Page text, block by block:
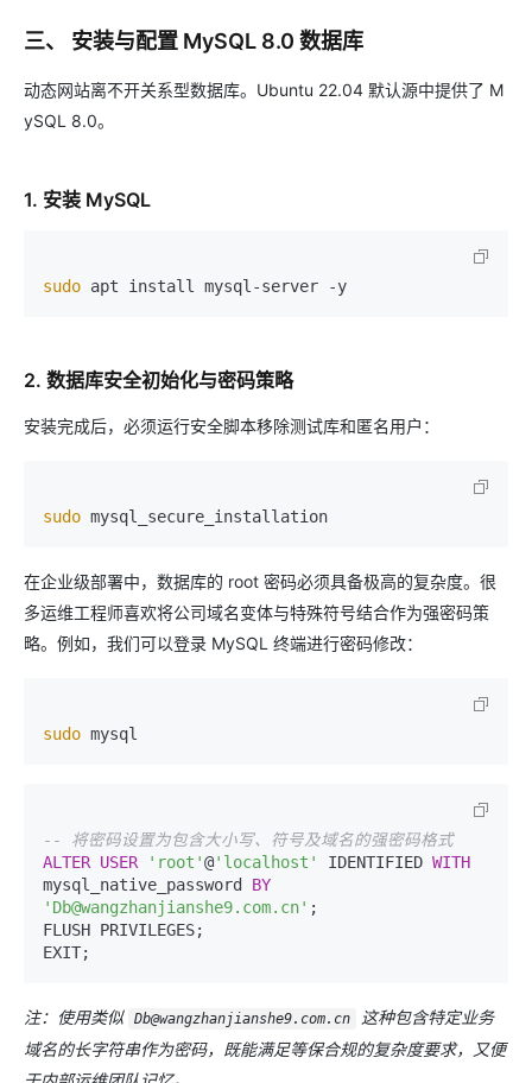
三、 安装与配置 MySQL 8.0 数据库
动态网站离不开关系型数据库。Ubuntu 22.04 默认源中提供了 M
ySQL 8.0。
1. 安装 MySQL
sudo
2. 数据库安全初始化与密码策略
安装完成后，必须运行安全脚本移除测试库和匿名用户：
sudo
在企业级部署中，数据库的 root 密码必须具备极高的复杂度。很
多运维工程师喜欢将公司域名变体与特殊符号结合作为强密码策
略。例如，我们可以登录 MySQL 终端进行密码修改：
sudo
-- 将密码设置为包含大小写、符号及域名的强密码格式
ALTER USER 'root'@'localhost' IDENTIFIED WITH
mysql_native_password BY
'Db@wangzhanjianshe9.com.cn' ;
FLUSH PRIVILEGES;
注：使用类似 Db@wangzhanjianshe9.com.cn
这种包含特定业务
域名的长字符串作为密码，既能满足等保合规的复杂度要求，又便